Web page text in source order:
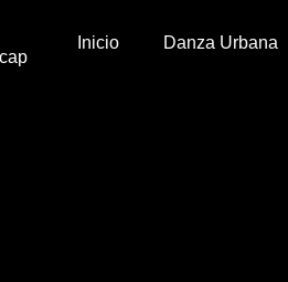
Inicio Danza Urbana